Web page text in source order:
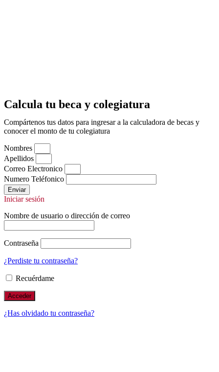
Calcula tu beca y colegiatura
Compártenos tus datos para ingresar a la calculadora de becas y
conocer el monto de tu colegiatura
Nombres
Apellidos
Correo Electronico
Numero Teléfonico
Enviar
Iniciar sesión
Nombre de usuario o dirección de correo
Contraseña
¿Perdiste tu contraseña?
Recuérdame
¿Has olvidado tu contraseña?